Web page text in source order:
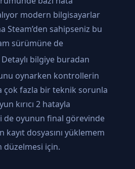
modern bilgisayarlar
Steam’den sahipseniz bu
sürümüne de
bilgiye buradan
oynarken kontrollerin
çok fazla bir teknik sorunla
kırıcı 2 hatayla
de oyunun final görevinde
kayıt dosyasını yüklemem
düzelmesi için.